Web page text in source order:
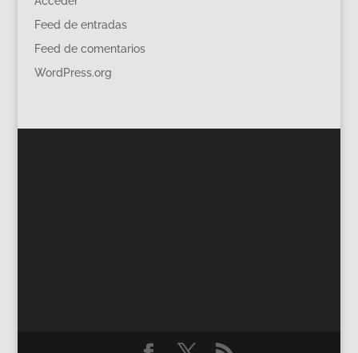
Feed de entradas
Feed de comentarios
WordPress.org